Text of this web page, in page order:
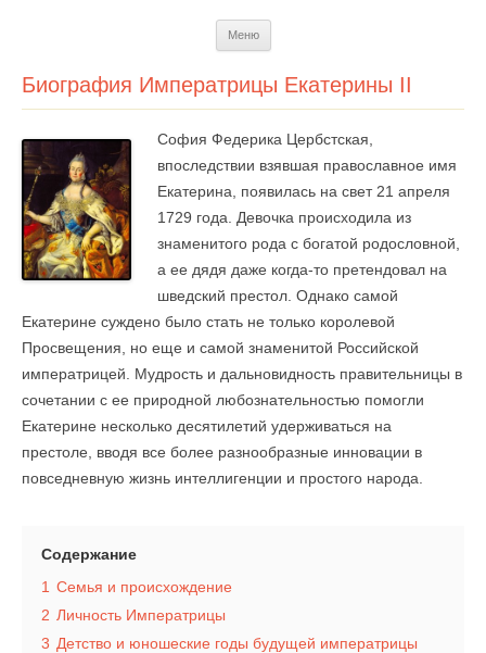
Меню
Биография Императрицы Екатерины II
София Федерика Цербстская,
впоследствии взявшая православное имя
Екатерина, появилась на свет 21 апреля
1729 года. Девочка происходила из
знаменитого рода с богатой родословной,
а ее дядя даже когда-то претендовал на
шведский престол. Однако самой
Екатерине суждено было стать не только королевой
Просвещения, но еще и самой знаменитой Российской
императрицей. Мудрость и дальновидность правительницы в
сочетании с ее природной любознательностью помогли
Екатерине несколько десятилетий удерживаться на
престоле, вводя все более разнообразные инновации в
повседневную жизнь интеллигенции и простого народа.
Содержание
1 Семья и происхождение
2 Личность Императрицы
3 Детство и юношеские годы будущей императрицы